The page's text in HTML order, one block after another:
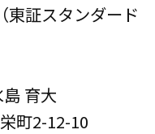
証スタンダード
育大
町2-12-10